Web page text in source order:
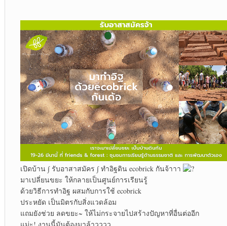
เปิดบ้าน ∫ รับอาสาสมัคร ∫ ทำอิฐดิน ecobrick กันจ้าาา
มาเปลี่ยนขยะ ให้กลายเป็นศูนย์การเรียนรู้
ด้วยวิธีการทำอิฐ ผสมกับการใช้ ecobrick
ประหยัด เป็นมิตรกับสิ่งแวดล้อม
แถมยังช่วย ลดขยะ~ ให้ไม่กระจายไปสร้างปัญหาที่อื่นต่ออีก